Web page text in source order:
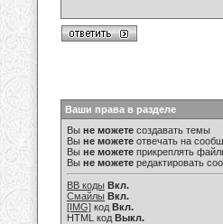
Ваши права в разделе
Вы не можете создавать темы
Вы не можете отвечать на
Вы не можете прикреплять
Вы не можете редактировать
BB коды Вкл.
Смайлы Вкл.
[IMG] код Вкл.
HTML код Выкл.